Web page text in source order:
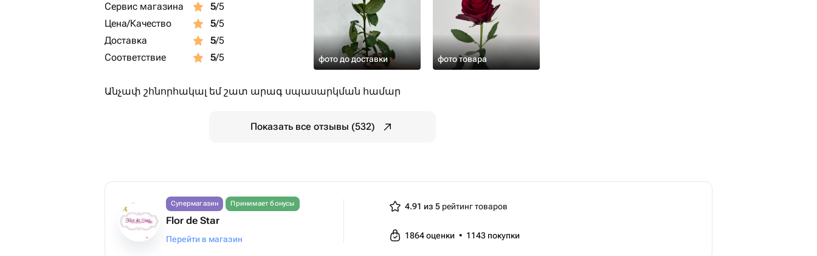
Сервис магазина 5/5
Цена/Качество
5/5
Доставка
5/5
Соответствие
5/5 фото до доставки фото товара
Անչափ շհնորհակալ եմ շատ արագ սպասարկման համար
Показать все отзывы (532)
Супермагазин Принимает бонусы
Flor de Star
Перейти в магазин
4.91 из 5рейтинг товаров
1864оценки • 1143 покупки